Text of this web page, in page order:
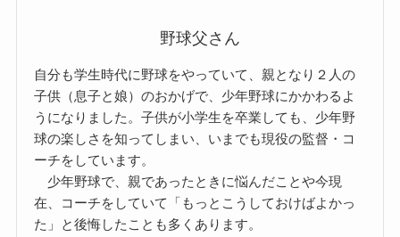
野球父さん
自分も学生時代に野球をやっていて、親となり２人の
子供（息子と娘）のおかげで、少年野球にかかわるよ
うになりました。子供が小学生を卒業しても、少年野
球の楽しさを知ってしまい、いまでも現役の監督・コ
ーチをしています。
少年野球で、親であったときに悩んだことや今現
在、コーチをしていて「もっとこうしておけばよかっ
た」と後悔したことも多くあります。